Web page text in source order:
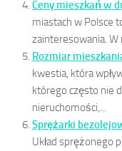
Ceny mieszkań w
miastach w Polsce
zainteresowania. W
Rozmiar
kwestia, która
którego często nie
nieruchomości,...
Sprężarki
Układ sprężonego